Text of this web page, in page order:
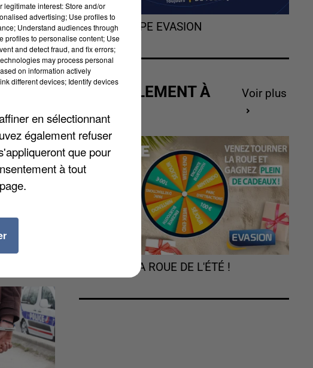
un
ou
mardi 13
L'HOROSCOPE EVASION
ACTUELLEMENT À
Voir plus
TOURNEZ LA ROUE DE L'ÉTÉ !
interest: Store and/or
advertising; Use profiles to
Understand audiences through
profiles to personalise content; Use
and detect fraud, and fix errors;
may process personal
on information actively
different devices; Identify devices
en sélectionnant
également refuser
que pour
à tout